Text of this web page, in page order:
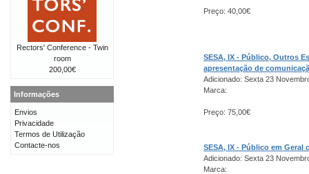
Preço: 40,00€
SESA, IX - Público, Outros
apresentação de
Adicionado: Sexta 23
Marca:
Preço: 75,00€
SESA, IX - Público em
Adicionado: Sexta 23
Marca:
Rectors' Conference - Twin
room
200,00€
Informações
Envios
Privacidade
Termos de Utilização
Contacte-nos